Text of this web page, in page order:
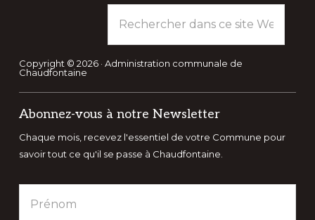
dans
ce
site
Copyright © 2026 · Administration communale de
Chaudfontaine
Abonnez-vous à notre Newsletter
Chaque mois, recevez l'essentiel de votre Commune pour
savoir tout ce qu'il se passe à Chaudfontaine.